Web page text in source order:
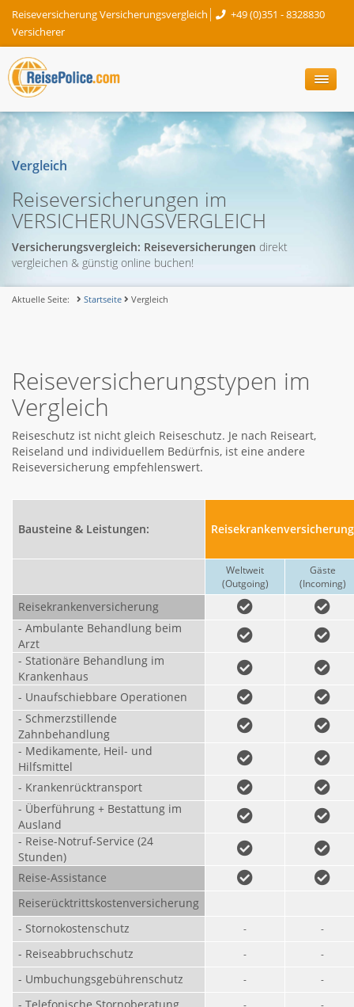
Reiseversicherung Versicherungsvergleich
+49 (0)351 - 8328830
Versicherer
Vergleich
Reiseversicherungen im
VERSICHERUNGSVERGLEICH
Versicherungsvergleich: Reiseversicherungen direkt
vergleichen & günstig online buchen!
Aktuelle Seite: Startseite Vergleich
Reiseversicherungstypen im
Vergleich
Reiseschutz ist nicht gleich Reiseschutz. Je nach Reiseart,
Reiseland und individuellem Bedürfnis, ist eine andere
Reiseversicherung empfehlenswert.
Bausteine & Leistungen: Reisekrankenversicherung
Weltweit
(Outgoing)
Gäste
(Incoming)
Reisekrankenversicherung
- Ambulante Behandlung beim
Arzt
- Stationäre Behandlung im
Krankenhaus
- Unaufschiebbare Operationen
- Schmerzstillende
Zahnbehandlung
- Medikamente, Heil- und
Hilfsmittel
- Krankenrücktransport
- Überführung + Bestattung im
Ausland
- Reise-Notruf-Service (24
Stunden)
Reise-Assistance
Reiserücktrittskostenversicherung
- Stornokostenschutz
- -
- Reiseabbruchschutz - -
- Umbuchungsgebührenschutz - -